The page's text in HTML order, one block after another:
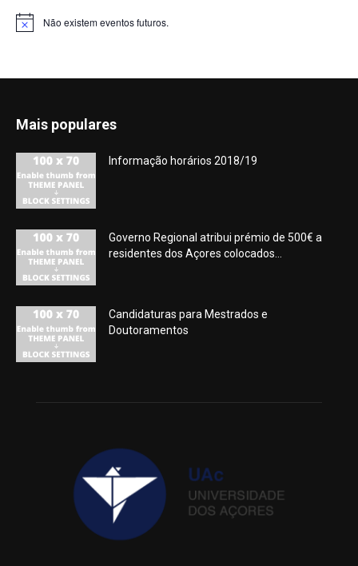
Aviso Não existem eventos futuros.
Mais populares
Informação horários 2018/19
Governo Regional atribui prémio de 500€ a
residentes dos Açores colocados...
Candidaturas para Mestrados e
Doutoramentos